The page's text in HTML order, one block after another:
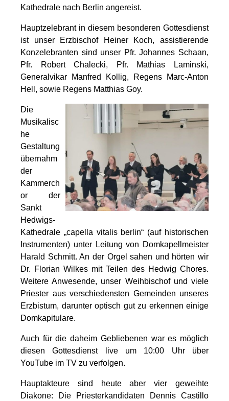
Kathedrale nach Berlin angereist.
Hauptzelebrant in diesem besonderen Gottesdienst
ist unser Erzbischof Heiner Koch, assistierende
Konzelebranten sind unser Pfr. Johannes Schaan,
Pfr. Robert Chalecki, Pfr. Mathias Laminski,
Generalvikar Manfred Kollig, Regens Marc-Anton
Hell, sowie Regens Matthias Goy.
Die
Musikalisc
he
Gestaltung
übernahm
der
Kammerch
or der
Sankt
Hedwigs-
Kathedrale „capella vitalis berlin“ (auf historischen
Instrumenten) unter Leitung von Domkapellmeister
Harald Schmitt. An der Orgel sahen und hörten wir
Dr. Florian Wilkes mit Teilen des Hedwig Chores.
Weitere Anwesende, unser Weihbischof und viele
Priester aus verschiedensten Gemeinden unseres
Erzbistum, darunter optisch gut zu erkennen einige
Domkapitulare.
Auch für die daheim Gebliebenen war es möglich
diesen Gottesdienst live um 10:00 Uhr über
YouTube im TV zu verfolgen.
Hauptakteure sind heute aber vier geweihte
Diakone: Die Priesterkandidaten Dennis Castillo